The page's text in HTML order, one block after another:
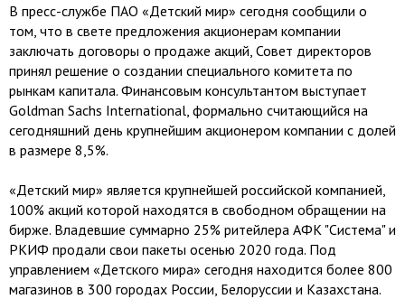
В пресс-службе ПАО «Детский мир» сегодня сообщили о
том, что в свете предложения акционерам компании
заключать договоры о продаже акций, Совет директоров
принял решение о создании специального комитета по
рынкам капитала. Финансовым консультантом выступает
Goldman Sachs International, формально считающийся на
сегодняшний день крупнейшим акционером компании с долей
в размере 8,5%.
«Детский мир» является крупнейшей российской компанией,
100% акций которой находятся в свободном обращении на
бирже. Владевшие суммарно 25% ритейлера АФК "Система" и
РКИФ продали свои пакеты осенью 2020 года. Под
управлением «Детского мира» сегодня находится более 800
магазинов в 300 городах России, Белоруссии и Казахстана.